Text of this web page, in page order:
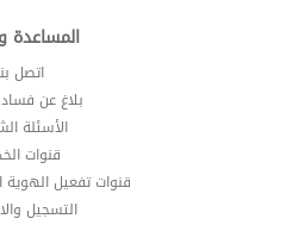
المساعدة
اتصل
بلاغ عن
الأسئلة
قنوات
قنوات تفعيل الهوية
التسجيل